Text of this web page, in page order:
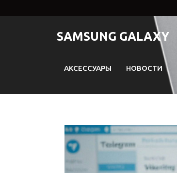
к
SAMSUNG GALAXY
АКСЕССУАРЫ НОВОСТИ